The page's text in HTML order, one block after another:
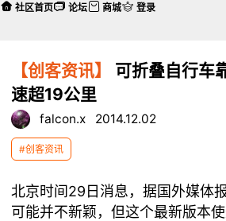
【创客资讯】
可折叠自行车
速超19公里
falcon.x 2014.12.02
#创客资讯
北京时间29日消息，据国外媒体
可能并不新颖，但这个最新版本
社区首页 论坛 商城 登录